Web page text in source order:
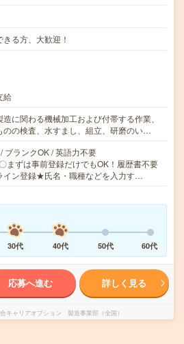
る方、大歓迎！
給
に関わる機械加工および付帯する作業、
のの検査、水すまし、組立、研磨のい…
ブランクOK / 英語力不要
まずは事前登録だけでもOK！履歴書不要
イン登録★氏名・職種などを入力す…
30代 40代 50代 60代
応募へ進む 詳しく見る
キャリアオプション 製造事業部（全国）